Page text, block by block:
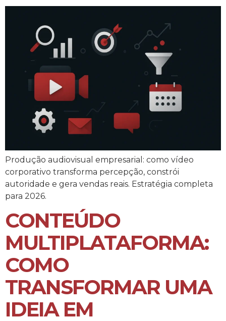
Produção audiovisual empresarial: como vídeo
corporativo transforma percepção, constrói
autoridade e gera vendas reais. Estratégia completa
para 2026.
CONTEÚDO
MULTIPLATAFORMA:
COMO
TRANSFORMAR UMA
IDEIA EM